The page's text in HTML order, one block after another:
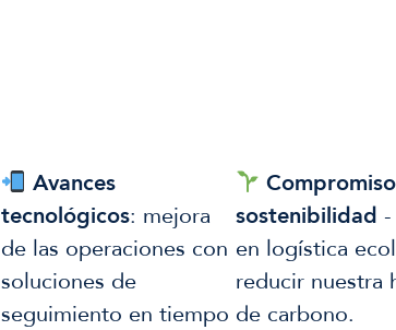
Avances
tecnológicos: mejora
de las operaciones con
soluciones de
seguimiento en tiempo
sostenibilidad
en logística
reducir nuestra
de carbono.